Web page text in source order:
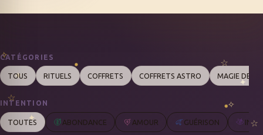
CATÉGORIES
TOUS RITUELS COFFRETS COFFRETS ASTRO MAGIE DES
INTENTION
TOUTES ABONDANCE AMOUR GUÉRISON